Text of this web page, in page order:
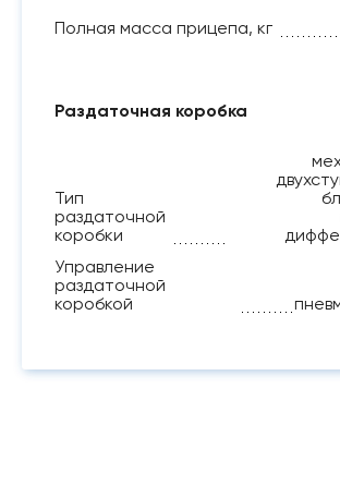
Полная масса прицепа, кг
Раздаточная коробка
Тип
раздаточной
коробки
Управление
раздаточной
коробкой